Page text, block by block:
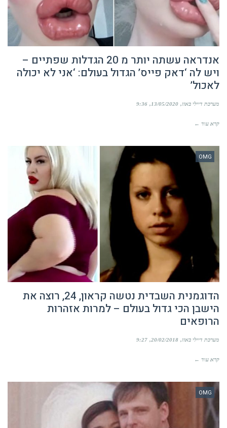
אנדראה עשתה יותר מ 20 הגדלות שפתיים –
ויש לה ‘דאק פייס’ הגדול בעולם: ‘אני לא יכולה
לאכול’
מערכת דיילי באזז 13/05/2020
9:36
קרא עוד ←
OMG
הדוגמנית השבדית נטשה קראון, 24, רוצה את
הישבן הכי גדול בעולם – למרות אזהרות
הרופאים
מערכת דיילי באזז 20/02/2018
9:27
קרא עוד ←
OMG